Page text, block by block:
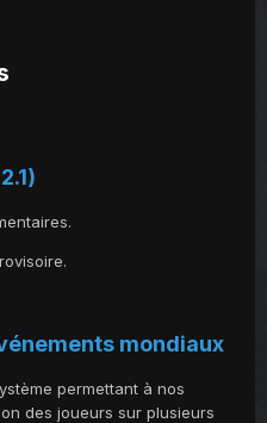
mondiaux
permettant à nos
des joueurs sur plusieurs